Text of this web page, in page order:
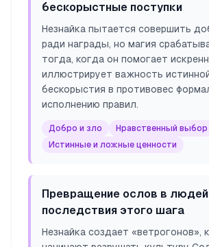
бескорыстные поступки
Незнайка пытается совершить
ради награды, но магия
тогда, когда он помогает
иллюстрирует важность
бескорыстия в противовес
исполнению правил.
Добро и зло
Нравственный выбор
Истинные и ложные ценности
Превращение ослов в людей
последствия этого шага
Незнайка создает «ветрогонов»,